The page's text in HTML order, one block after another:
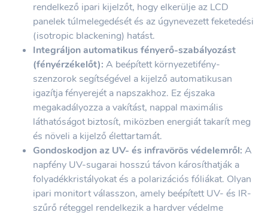
rendelkező ipari kijelzőt, hogy elkerülje az LCD
panelek túlmelegedését és az úgynevezett feketedési
(isotropic blackening) hatást.
Integráljon automatikus fényerő-szabályozást
(fényérzékelőt): A beépített környezetifény-
szenzorok segítségével a kijelző automatikusan
igazítja fényerejét a napszakhoz. Ez éjszaka
megakadályozza a vakítást, nappal maximális
láthatóságot biztosít, miközben energiát takarít meg
és növeli a kijelző élettartamát.
Gondoskodjon az UV- és infravörös védelemről: A
napfény UV-sugarai hosszú távon károsíthatják a
folyadékkristályokat és a polarizációs fóliákat. Olyan
ipari monitort válasszon, amely beépített UV- és IR-
szűrő réteggel rendelkezik a hardver védelme